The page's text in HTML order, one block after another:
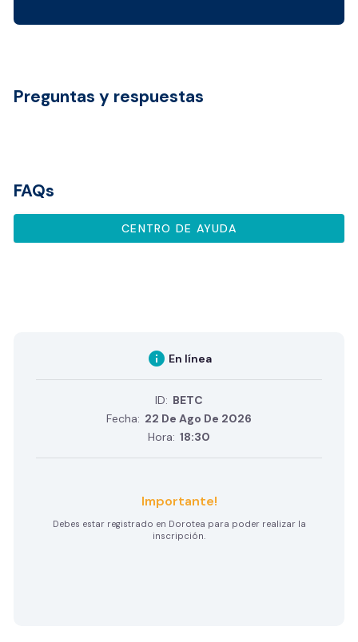
Preguntas y respuestas
FAQs
CENTRO DE AYUDA
info En línea
ID: BETC
Fecha: 22 De Ago De 2026
Hora: 18:30
Importante!
Debes estar registrado en Dorotea para poder realizar la
inscripción.